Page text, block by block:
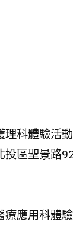
科體驗活動
區聖景路
應用科體驗